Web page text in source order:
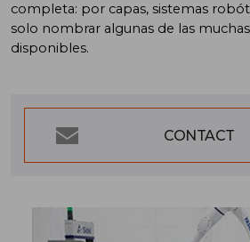
completa: por capas, sistemas
solo nombrar algunas de las
disponibles.
CONTACT